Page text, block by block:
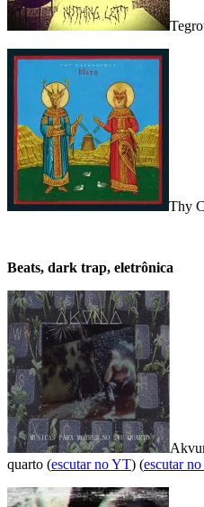
Thy
Beats, dark trap, eletrônica
quarto (escutar no YT) (escutar